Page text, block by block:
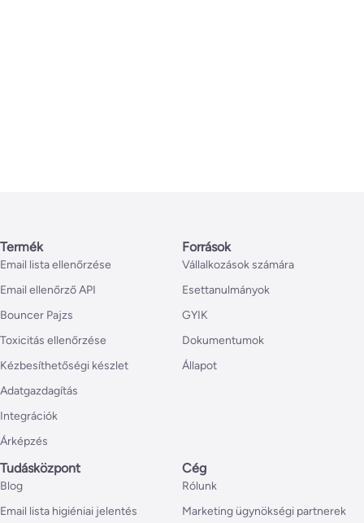
Termék
Email lista ellenőrzése
Email ellenőrző API
Bouncer Pajzs
Toxicitás ellenőrzése
Kézbesíthetőségi készlet
Adatgazdagítás
Integrációk
Árképzés
Források
Vállalkozások számára
Esettanulmányok
GYIK
Dokumentumok
Állapot
Tudásközpont
Blog
Email lista higiéniai jelentés
Cég
Rólunk
Marketing ügynökségi partnerek